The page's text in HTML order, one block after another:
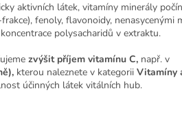
aktivních látek, vitamíny minerály
fenoly, flavonoidy, nenasycenými
polysacharidů v extraktu.
zvýšit příjem vitamínu C, např. v
kterou naleznete v kategorii Vitamíny
účinných látek vitálních hub.